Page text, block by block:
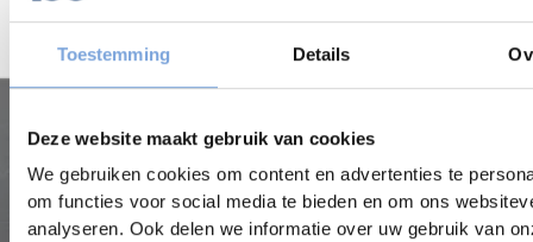
Toestemming Details
Deze website maakt gebruik van cookies
We gebruiken cookies om content en advertenties te
om functies voor social media te bieden en om ons
analyseren. Ook delen we informatie over uw gebruik van